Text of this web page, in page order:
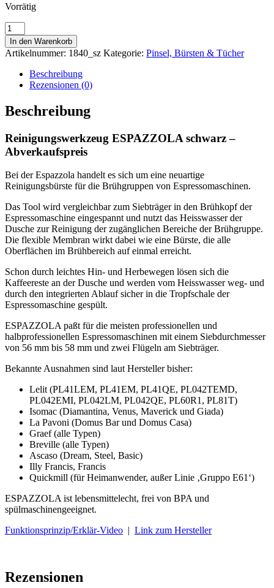
Vorrätig
Reinigungswerkzeug
ESPAZZOLA
schwarz
-
Abverkaufspreis
Menge
In den Warenkorb
Artikelnummer: 1840_sz Kategorie: Pinsel, Bürsten & Tücher
Beschreibung
Rezensionen (0)
Beschreibung
Reinigungswerkzeug ESPAZZOLA schwarz –
Abverkaufspreis
Bei der Espazzola handelt es sich um eine neuartige
Reinigungsbürste für die Brühgruppen von Espressomaschinen.
Das Tool wird vergleichbar zum Siebträger in den Brühkopf der
Espressomaschine eingespannt und nutzt das Heisswasser der
Dusche zur Reinigung der zugänglichen Bereiche der Brühgruppe.
Die flexible Membran wirkt dabei wie eine Bürste, die alle
Oberflächen im Brühbereich auf einmal erreicht.
Schon durch leichtes Hin- und Herbewegen lösen sich die
Kaffeereste an der Dusche und werden vom Heisswasser weg- und
durch den integrierten Ablauf sicher in die Tropfschale der
Espressomaschine gespült.
ESPAZZOLA paßt für die meisten professionellen und
halbprofessionellen Espressomaschinen mit einem Siebdurchmesser
von 56 mm bis 58 mm und zwei Flügeln am Siebträger.
Bekannte Ausnahmen sind laut Hersteller bisher:
Lelit (PL41LEM, PL41EM, PL41QE, PL042TEMD,
PL042EMI, PL042LM, PL042QE, PL60R1, PL81T)
Isomac (Diamantina, Venus, Maverick und Giada)
La Pavoni (Domus Bar und Domus Casa)
Graef (alle Typen)
Breville (alle Typen)
Ascaso (Dream, Steel, Basic)
Illy Francis, Francis
Quickmill (für Heimanwender, außer Linie ‚Gruppo E61‘)
ESPAZZOLA istlebensmittelecht, frei von BPA und
spülmaschinengeeignet.
Funktionsprinzip/Erklär-Video | Link zum Hersteller
Rezensionen